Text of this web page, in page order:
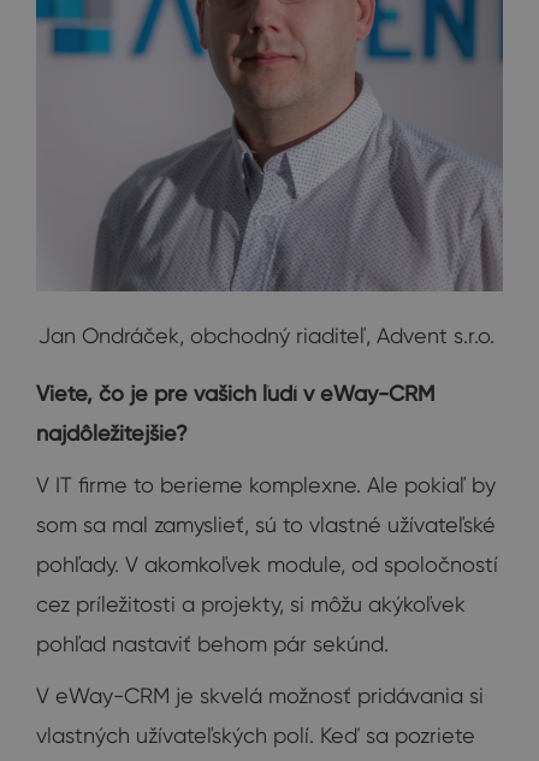
Jan Ondráček, obchodný riaditeľ, Advent s.r.o.
Viete, čo je pre vašich ľudí v eWay-CRM
najdôležitejšie?
V IT firme to berieme komplexne. Ale pokiaľ by
som sa mal zamyslieť, sú to vlastné užívateľské
pohľady. V akomkoľvek module, od spoločností
cez príležitosti a projekty, si môžu akýkoľvek
pohľad nastaviť behom pár sekúnd.
V eWay-CRM je skvelá možnosť pridávania si
vlastných užívateľských polí. Keď sa pozriete